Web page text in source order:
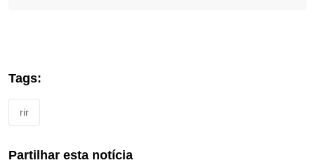
Tags:
rir
Partilhar esta notícia